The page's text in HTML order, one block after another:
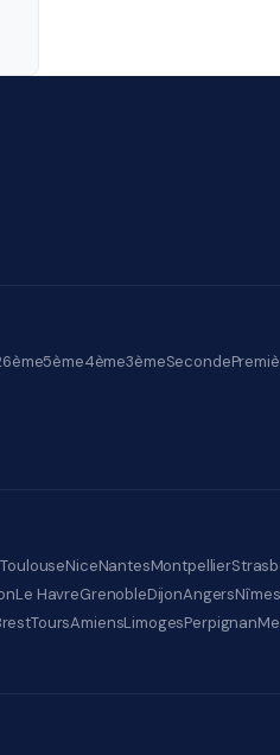
6ème5ème4ème3èmeSeconde
ToulouseNiceNantesMontpellier
Le HavreGrenobleDijonAngersNîmes
ToursAmiensLimogesPerpignan